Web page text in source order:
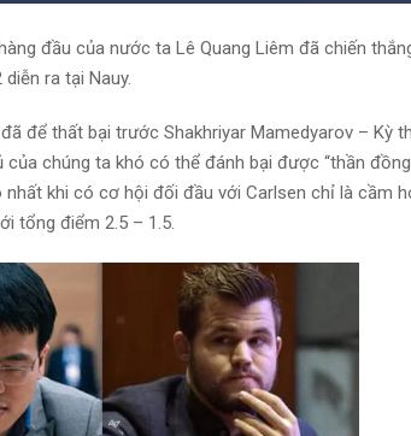
đầu của nước ta Lê Quang Liêm đã chiến
ra tại Nauy.
để thất bại trước Shakhriyar Mamedyarov – Kỳ
chúng ta khó có thể đánh bại được “thần
khi có cơ hội đối đầu với Carlsen chỉ là cầm
tổng điểm 2.5 – 1.5.